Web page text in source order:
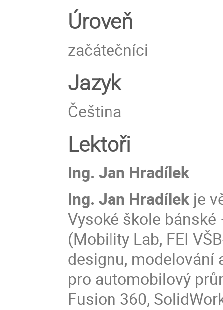
Úroveň
začátečníci
Jazyk
Čeština
Lektoři
Ing. Jan Hradílek
Ing. Jan Hradílek je
Vysoké škole
(Mobility Lab, FEI
designu,
pro automobilový
Fusion 360,